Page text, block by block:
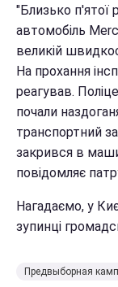
"Близько п'ятої
автомобіль
великій
На прохання
реагував.
почали
транспортний
закрився в
повідомляє
Нагадаємо, у
зупинці
Предвыборная